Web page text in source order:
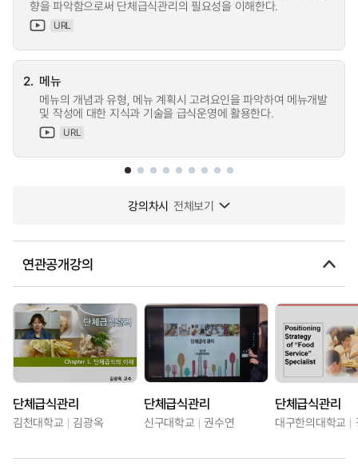
향을 파악함으로써 단체급식관리의 필요성을 이해한다.
URL
2. 메뉴
메뉴의 개념과 유형, 메뉴 계획시 고려요인을 파악하여 메뉴개발
및 작성에 대한 지식과 기술을 급식운영에 활용한다.
URL
강의차시 전체보기
연관공개강의
단체급식관리
김천대학교 김광옥
단체급식관리
신구대학교 권수연
단체급식관리
대구한의대학교